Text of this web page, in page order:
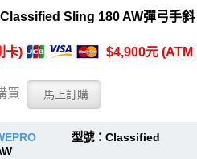
Sling 180 AW彈弓手斜
卡)
$4,900元 (ATM
買
型號：Classified